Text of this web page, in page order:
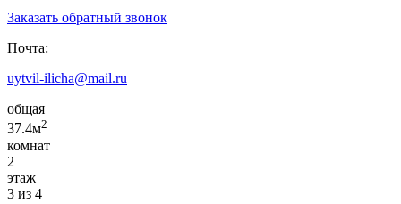
Заказать обратный звонок
Почта:
uytvil-ilicha@mail.ru
общая
37.4м2
комнат
2
этаж
3 из 4